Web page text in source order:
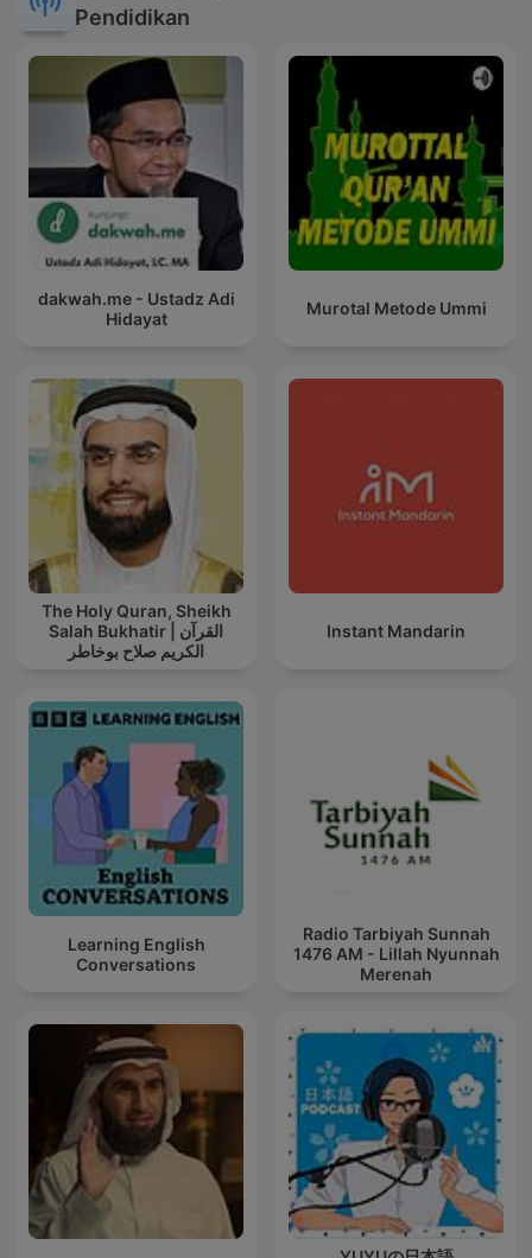
Pendidikan
dakwah.me - Ustadz Adi
Hidayat
Murotal Metode Ummi
The Holy Quran, Sheikh
Salah Bukhatir | القرآن
الكريم صلاح بوخاطر
Instant Mandarin
Learning English
Conversations
Radio Tarbiyah Sunnah
1476 AM - Lillah Nyunnah
Merenah